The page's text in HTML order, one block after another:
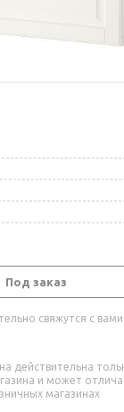
Под заказ
свяжутся с вами
действительна
и может
магазинах